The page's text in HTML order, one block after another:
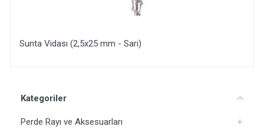
Kategoriler
Perde Rayı ve Aksesuarları
Sunta Vidası (2,5x25 mm - Sarı)